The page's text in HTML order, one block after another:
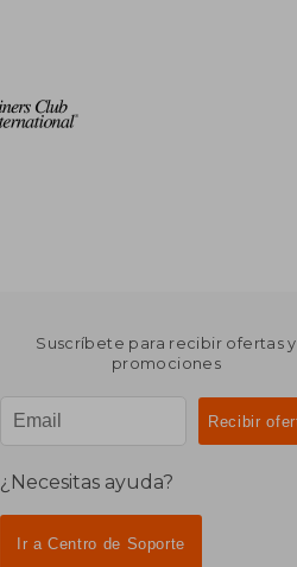
Suscríbete para recibir ofertas y
promociones
¿Necesitas ayuda?
Ir a Centro de Soporte